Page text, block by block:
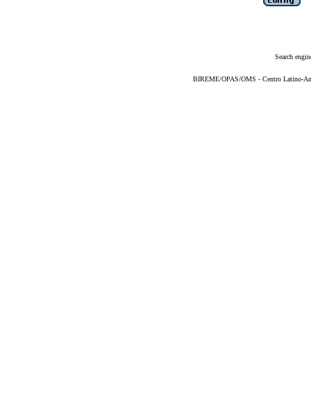
Search
BIREME/OPAS/OMS - Centro Latino-